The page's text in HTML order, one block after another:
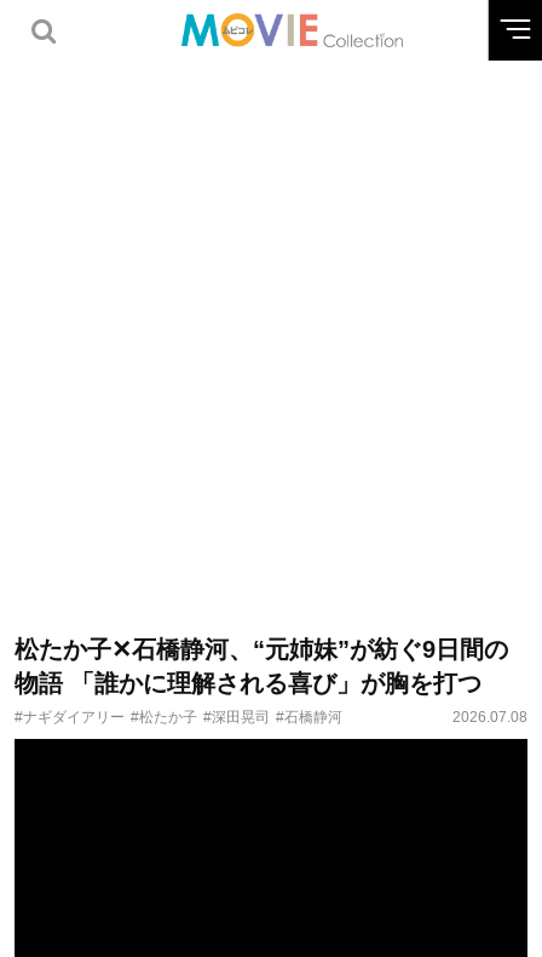
松たか子✕石橋静河、“元姉妹”が紡ぐ9日間の
物語 「誰かに理解される喜び」が胸を打つ
#ナギダイアリー #松たか子 #深田晃司 #石橋静河 2026.07.08